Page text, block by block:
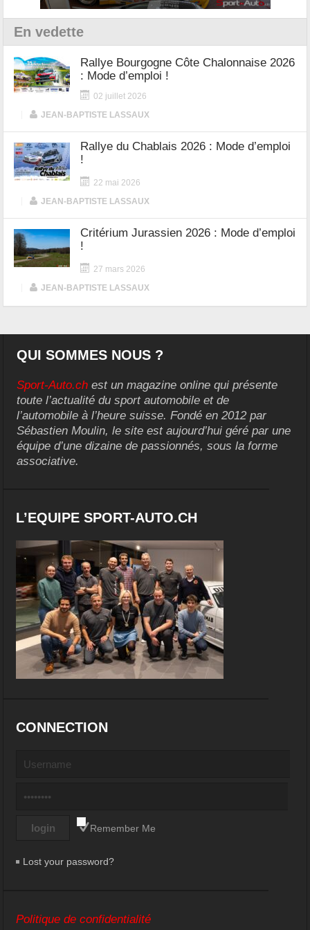
En vedette
Rallye Bourgogne Côte Chalonnaise 2026
: Mode d’emploi !
02 juillet 2026
JEAN-BAPTISTE LASSAUX
Rallye du Chablais 2026 : Mode d’emploi
!
22 mai 2026
JEAN-BAPTISTE LASSAUX
Critérium Jurassien 2026 : Mode d’emploi
!
27 mars 2026
JEAN-BAPTISTE LASSAUX
QUI SOMMES NOUS ?
Sport-Auto.ch est un magazine online qui présente
toute l’actualité du sport automobile et de
l’automobile à l’heure suisse. Fondé en 2012 par
Sébastien Moulin, le site est aujourd’hui géré par une
équipe d’une dizaine de passionnés, sous la forme
associative.
L’EQUIPE SPORT-AUTO.CH
CONNECTION
Remember Me
Lost your password?
Politique de confidentialité